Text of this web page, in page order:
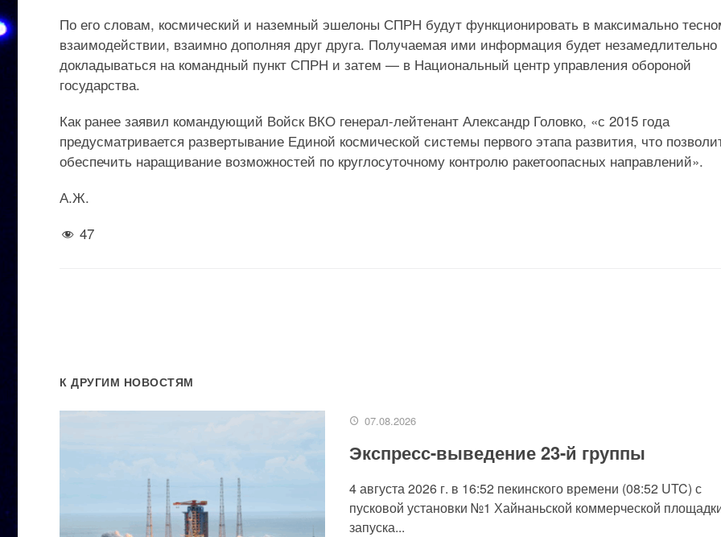
По его словам, космический и наземный эшелоны СПРН будут функционировать в максимально
взаимодействии, взаимно дополняя друг друга. Получаемая ими информация будет незамедлительно
докладываться на командный пункт СПРН и затем — в Национальный центр управления обороной
государства.
Как ранее заявил командующий Войск ВКО генерал-лейтенант Александр Головко, «с 2015 года
предусматривается развертывание Единой космической системы первого этапа развития, что
обеспечить наращивание возможностей по круглосуточному контролю ракетоопасных направлений».
А.Ж.
47
К ДРУГИМ НОВОСТЯМ
07.08.2026
Экспресс-выведение 23-й группы
4 августа 2026 г. в 16:52 пекинского времени (08:52 UTC) с
пусковой установки №1 Хайнаньской коммерческой
запуска...